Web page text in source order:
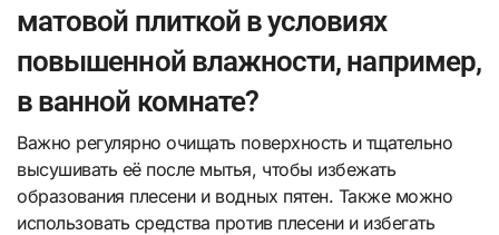
матовой плиткой в условиях
повышенной влажности, например,
в ванной комнате?
Важно регулярно очищать поверхность и тщательно
высушивать её после мытья, чтобы избежать
образования плесени и водных пятен. Также можно
использовать средства против плесени и избегать